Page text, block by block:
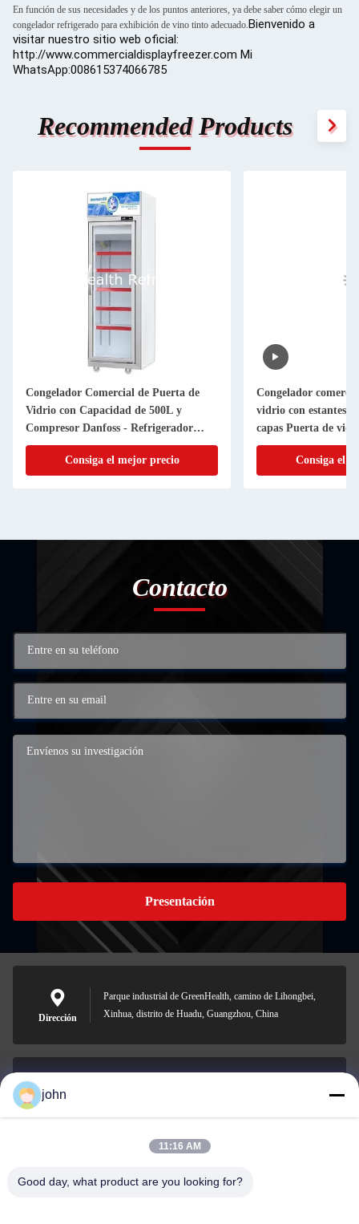
En función de sus necesidades y de los puntos anteriores, ya debe saber cómo elegir un
congelador refrigerado para exhibición de vino tinto adecuado.Bienvenido a
visitar nuestro sitio web oficial:
http://www.commercialdisplayfreezer.com Mi
WhatsApp:008615374066785
Recommended Products
Congelador Comercial de Puerta de
Vidrio con Capacidad de 500L y
Compresor Danfoss - Refrigerador
Vertical de Exhibición Congelada con
Puerta de Vidrio Templado de Triple
Consiga el mejor precio
Congelador
vidrio con estantes
capas Puerta de
sistema de
Consiga el
Contacto
Presentación
Dirección
Parque industrial de GreenHealth, camino de Lihongbei,
Xinhua, distrito de Huadu, Guangzhou, China
0086-153-7406-6785
john
11:16 AM
Good day, what product are you looking for?